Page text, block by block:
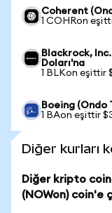
Coherent
1 COHRon
Blackrock,
Doları'na
1 BLKon eşittir
Boeing (Ondo
1 BAon eşittir
Diğer kurları
Diğer kripto
(NOWon) coin'e